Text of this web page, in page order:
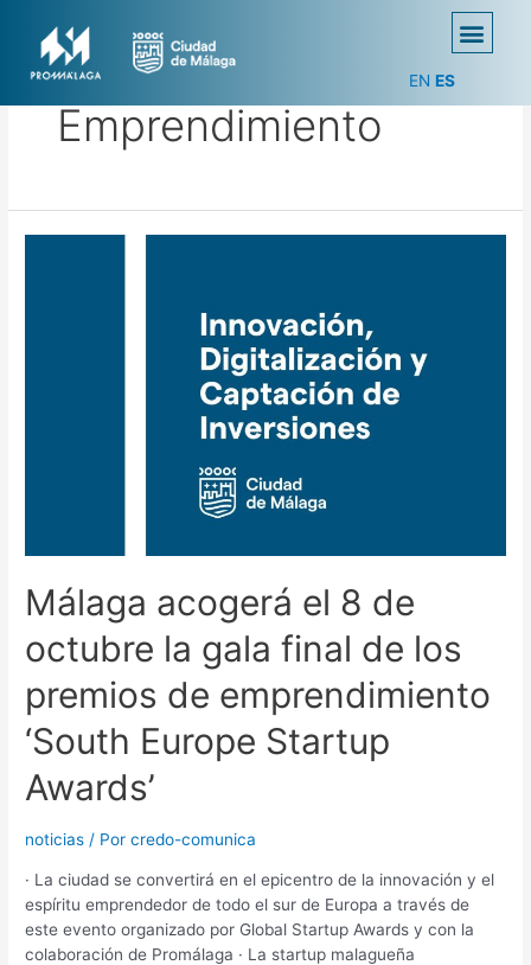
EN ES
Emprendimiento
Málaga acogerá el 8 de
octubre la gala final de los
premios de emprendimiento
‘South Europe Startup
Awards’
noticias / Porcredo-comunica
· La ciudad se convertirá en el epicentro de la innovación y el
espíritu emprendedor de todo el sur de Europa a través de
este evento organizado por Global Startup Awards y con la
colaboración de Promálaga · La startup malagueña